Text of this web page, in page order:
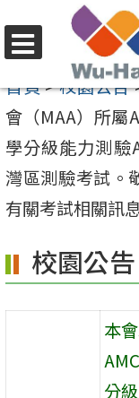
至
要
內
容
區
選
單
首頁>校園公告
會（MAA）所屬
學分級能力測驗
灣區測驗考試。
有關考試相關訊
校園公告
本
分